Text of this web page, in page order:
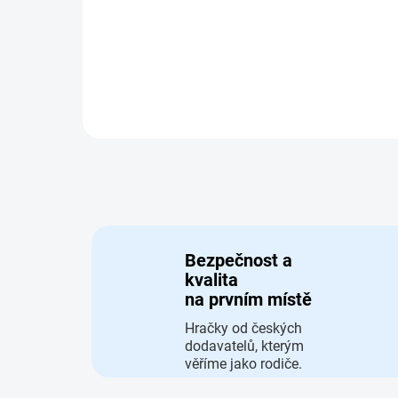
Bezpečnost a
kvalita
na prvním místě
Hračky od českých
dodavatelů, kterým
věříme jako rodiče.